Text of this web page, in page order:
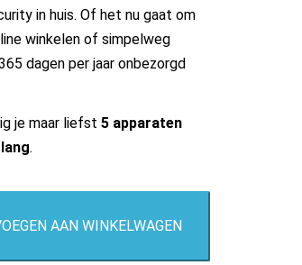
in huis. Of het nu gaat om
winkelen of simpelweg
dagen per jaar onbezorgd
je maar liefst5 apparaten
.
AAN WINKELWAGEN